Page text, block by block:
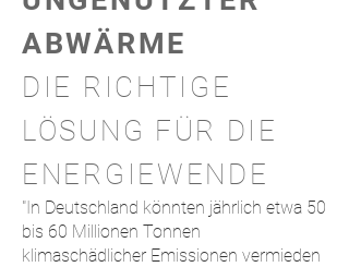
ABWÄRME
DIE RICHTIGE
LÖSUNG FÜR DIE
ENERGIEWENDE
"In Deutschland könnten jährlich etwa 50
bis 60 Millionen Tonnen
klimaschädlicher Emissionen vermieden